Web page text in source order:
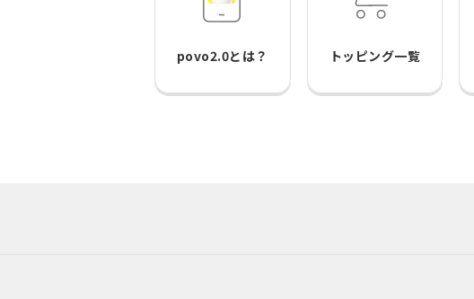
povo2.0とは？ トッピング一覧